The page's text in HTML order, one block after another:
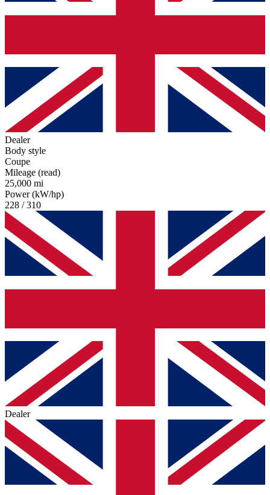
Dealer
Body style
Coupe
Mileage (read)
25,000 mi
Power (kW/hp)
228 / 310
Dealer